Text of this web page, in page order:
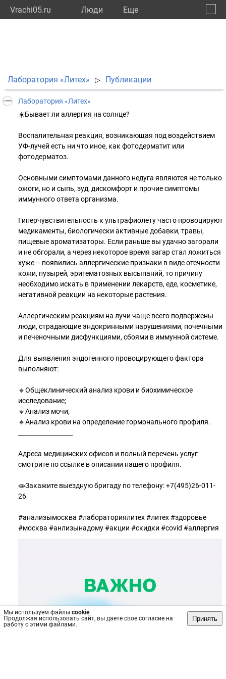
Vrachi05.ru Люди Eще
Мы используем файлы cookie.
Продолжая использовать сайт, вы даете свое согласие на
работу с этими файлами.
Принять
Лаборатория «Литех» ▷ Публикации
Лаборатория «Литех»
☀️Бывает ли аллергия на солнце?
Воспалительная реакция, возникающая под воздействием
УФ-лучей есть ни что иное, как фотодерматит или
фотодерматоз.
Основными симптомами данного недуга являются не только
ожоги, но и сыпь, зуд, дискомфорт и прочие симптомы
иммунного ответа организма.
Гиперчувствительность к ультрафиолету часто провоцируют
медикаменты, биологически активные добавки, травы,
пищевые ароматизаторы. Если раньше вы удачно загорали
и не обгорали, а через некоторое время загар стал ложиться
хуже – появились аллергические признаки в виде отечности
кожи, пузырей, эритематозных высыпаний, то причину
необходимо искать в применении лекарств, еде, косметике,
негативной реакции на некоторые растения.
Аллергическим реакциям на лучи чаще всего подвержены
люди, страдающие эндокринными нарушениями, почечными
и печеночными дисфункциями, сбоями в иммунной системе.
Для выявления эндогенного провоцирующего фактора
выполняют:
🔸Общеклинический анализ крови и биохимическое
исследование;
🔸Анализ мочи;
🔸Анализ крови на определение гормонального профиля.
Адреса медицинских офисов и полный перечень услуг
смотрите по ссылке в описании нашего профиля.⠀⠀⠀⠀⠀⠀
🧫Закажите выездную бригаду по телефону: +7(495)26-011-
26⠀⠀⠀⠀⠀⠀
#анализымосква #лабораториялитех #литех #здоровье
#москва #анлизынадому #акции #скидки #covid #аллергия